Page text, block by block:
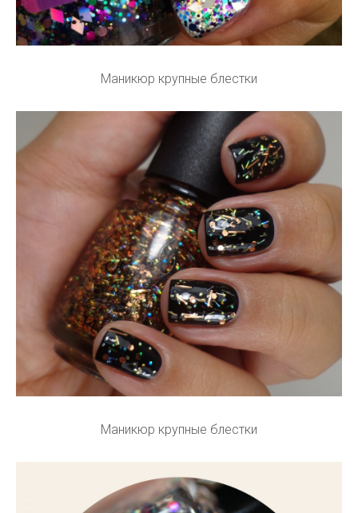
Маникюр крупные блестки
Маникюр крупные блестки